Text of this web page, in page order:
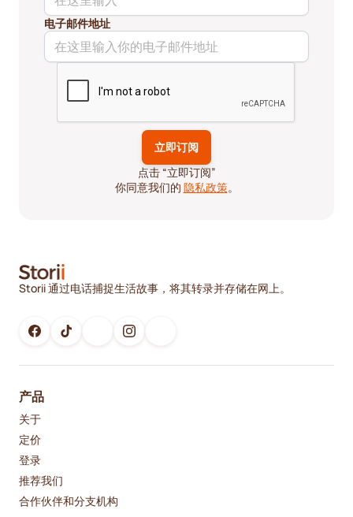
电子邮件地址
点击 “立即订阅”
你同意我们的 隐私政策。
Storii 通过电话捕捉生活故事，将其转录并存储在网上。
产品
关于
定价
登录
推荐我们
合作伙伴和分支机构